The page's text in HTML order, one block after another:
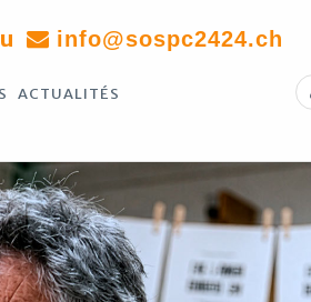
info@sospc2424.ch
ACTUALITÉS